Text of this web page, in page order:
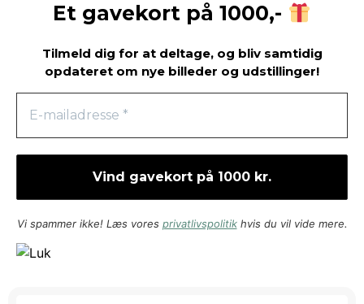
Et gavekort på 1000,-
Tilmeld dig for at deltage, og bliv samtidig
opdateret om nye billeder og udstillinger!
Vi spammer ikke! Læs vores privatlivspolitikhvis du vil vide mere.